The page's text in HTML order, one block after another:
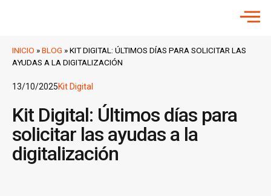
INICIO »BLOG »KIT DIGITAL: ÚLTIMOS DÍAS PARA SOLICITAR LAS
AYUDAS A LA DIGITALIZACIÓN
13/10/2025Kit Digital
Kit Digital: Últimos días para
solicitar las ayudas a la
digitalización